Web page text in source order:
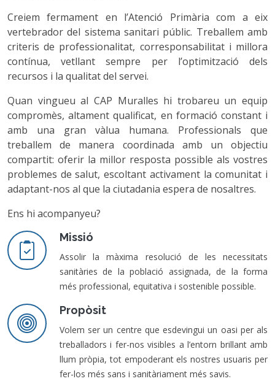
Creiem fermament en l’Atenció Primària com a eix
vertebrador del sistema sanitari públic. Treballem amb
criteris de professionalitat, corresponsabilitat i millora
contínua, vetllant sempre per l’optimització dels
recursos i la qualitat del servei.
Quan vingueu al CAP Muralles hi trobareu un equip
compromès, altament qualificat, en formació constant i
amb una gran vàlua humana. Professionals que
treballem de manera coordinada amb un objectiu
compartit: oferir la millor resposta possible als vostres
problemes de salut, escoltant activament la comunitat i
adaptant-nos al que la ciutadania espera de nosaltres.
Ens hi acompanyeu?
Missió
Assolir la màxima resolució de les necessitats
sanitàries de la població assignada, de la forma
més professional, equitativa i sostenible possible.
Propòsit
Volem ser un centre que esdevingui un oasi per als
treballadors i fer-nos visibles a l’entorn brillant amb
llum pròpia, tot empoderant els nostres usuaris per
fer-los més sans i sanitàriament més savis.